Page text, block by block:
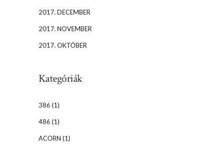
2017. DECEMBER
2017. NOVEMBER
2017. OKTÓBER
Kategóriák
386 (1)
486 (1)
ACORN (1)